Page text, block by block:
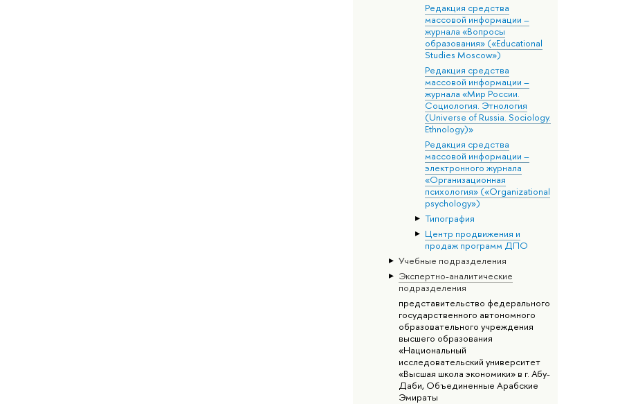
Редакция средства
массовой информации –
журнала «Вопросы
образования» («Educational
Studies Moscow»)
Редакция средства
массовой информации –
журнала «Мир России.
Социология. Этнология
(Universe of Russia. Sociology.
Ethnology)»
Редакция средства
массовой информации –
электронного журнала
«Организационная
психология» («Organizational
psychology»)
Типография
Центр продвижения и
продаж программ ДПО
Учебные подразделения
Экспертно-аналитические
подразделения
представительство федерального
государственного автономного
образовательного учреждения
высшего образования
«Национальный
исследовательский университет
«Высшая школа экономики» в г. Абу-
Даби, Объединенные Арабские
Эмираты